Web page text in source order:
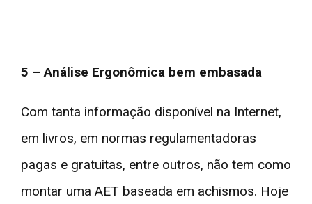
5 – Análise Ergonômica bem embasada
Com tanta informação disponível na Internet,
em livros, em normas regulamentadoras
pagas e gratuitas, entre outros, não tem como
montar uma AET baseada em achismos. Hoje